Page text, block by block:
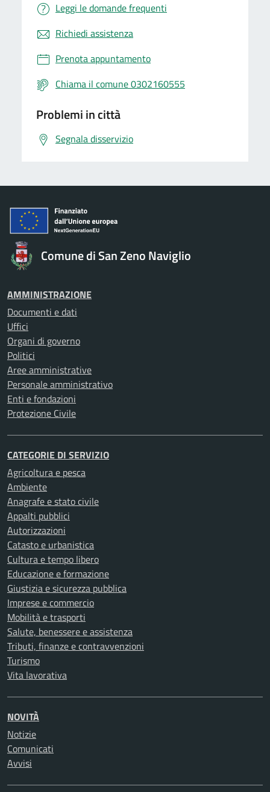
Leggi le domande frequenti
Richiedi assistenza
Prenota appuntamento
Chiama il comune 0302160555
Problemi in città
Segnala disservizio
Comune di San Zeno Naviglio
AMMINISTRAZIONE
Documenti e dati
Uffici
Organi di governo
Politici
Aree amministrative
Personale amministrativo
Enti e fondazioni
Protezione Civile
CATEGORIE DI SERVIZIO
Agricoltura e pesca
Ambiente
Anagrafe e stato civile
Appalti pubblici
Autorizzazioni
Catasto e urbanistica
Cultura e tempo libero
Educazione e formazione
Giustizia e sicurezza pubblica
Imprese e commercio
Mobilità e trasporti
Salute, benessere e assistenza
Tributi, finanze e contravvenzioni
Turismo
Vita lavorativa
NOVITÀ
Notizie
Comunicati
Avvisi